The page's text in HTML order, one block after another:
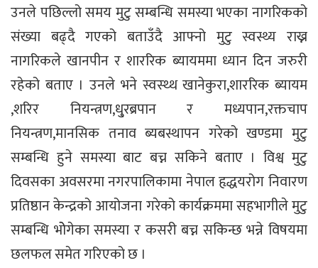
उनले पछिल्लो समय मुटु सम्बन्धि समस्या भएका नागरिकको
संख्या बढ्दै गएको बताउँदै आफ्नो मुटु स्वस्थ्य राख्न
नागरिकले खानपीन र शाररिक ब्यायममा ध्यान दिन जरुरी
रहेको बताए । उनले भने स्वस्थ्थ खानेकुरा,शाररिक ब्यायम
,शरिर नियन्त्रण,धु्रब्रपान र मध्यपान,रक्तचाप
नियन्त्रण,मानसिक तनाव ब्यबस्थापन गरेको खण्डमा मुटु
सम्बन्धि हुने समस्या बाट बच्न सकिने बताए । विश्व मुटु
दिवसका अवसरमा नगरपालिकामा नेपाल हृद्धयरोग निवारण
प्रतिष्ठान केन्द्रको आयोजना गरेको कार्यक्रममा सहभागीले मुटु
सम्बन्धि भोेगेका समस्या र कसरी बच्न सकिन्छ भन्ने विषयमा
छलफल समेत गरिएको छ ।